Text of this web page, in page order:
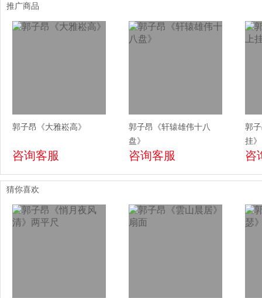
推广商品
郭子昂《大雅崧高》
咨询客服
郭子昂《轩辕雄伟十八
盘》
咨询客服
郭
挂》
咨
猜你喜欢